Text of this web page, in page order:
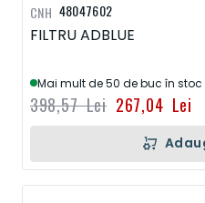
48047602
FILTRU ADBLUE
Mai mult de 50 de buc în stoc
267,04 Lei
398,57 Lei
CNH